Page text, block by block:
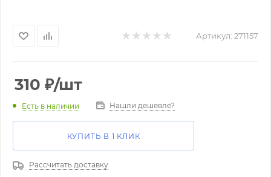
Артикул: 271157
310 ₽/шт
Есть в наличии Нашли дешевле?
КУПИТЬ В 1 КЛИК
Рассчитать доставку